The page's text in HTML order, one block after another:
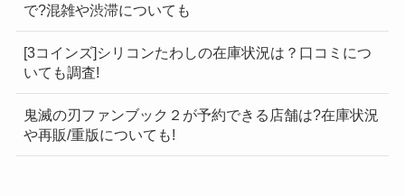
で?混雑や渋滞についても
[3コインズ]シリコンたわしの在庫状況は？口コミにつ
いても調査!
鬼滅の刃ファンブック２が予約できる店舗は?在庫状況
や再販/重版についても!